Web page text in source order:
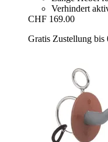
Verhindert
CHF 169.00
Gratis Zustellung bis